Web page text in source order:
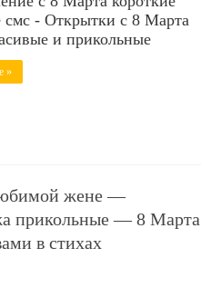
смс - Открытки с 8 Марта
и прикольные
»
жене —
прикольные — 8 Марта
в стихах